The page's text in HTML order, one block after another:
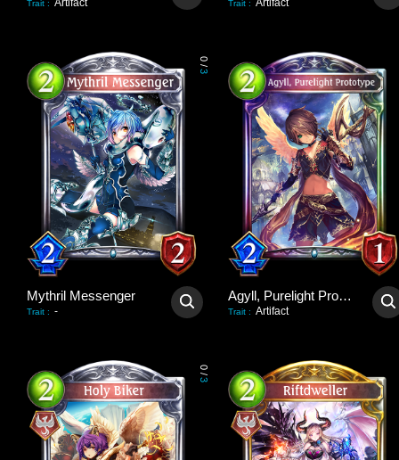
Trait : Artifact Trait : Artifact
0
/
3
Mythril Messenger
Trait : -
Agyll, Purelight Prototype
Trait : Artifact
0
/
3